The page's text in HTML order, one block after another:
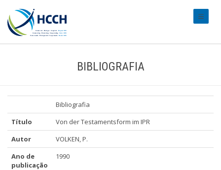
BIBLIOGRAFIA
Bibliografia
Título
Von der Testamentsform im IPR
Autor
VOLKEN, P.
Ano de
publicação
1990